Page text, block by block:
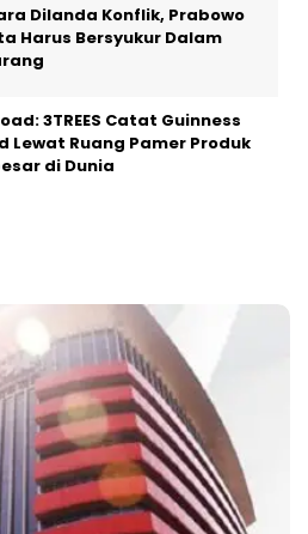
Dilanda Konflik, Prabowo
Harus Bersyukur Dalam
3TREES Catat Guinness
Lewat Ruang Pamer Produk
di Dunia